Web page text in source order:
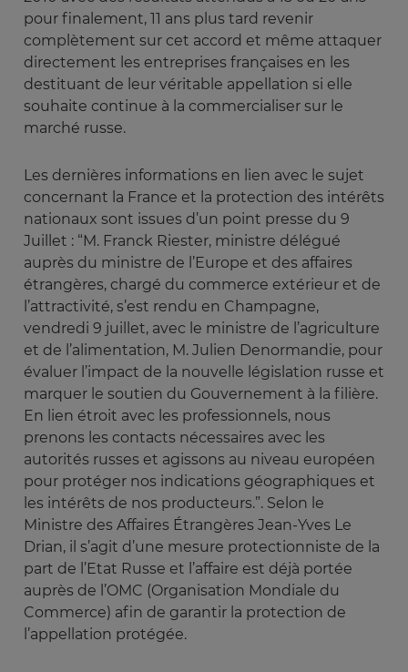
pour finalement, 11 ans plus tard revenir
complètement sur cet accord et même attaquer
directement les entreprises françaises en les
destituant de leur véritable appellation si elle
souhaite continue à la commercialiser sur le
marché russe.
Les dernières informations en lien avec le sujet
concernant la France et la protection des intérêts
nationaux sont issues d’un point presse du 9
Juillet : “M. Franck Riester, ministre délégué
auprès du ministre de l’Europe et des affaires
étrangères, chargé du commerce extérieur et de
l’attractivité, s’est rendu en Champagne,
vendredi 9 juillet, avec le ministre de l’agriculture
et de l’alimentation, M. Julien Denormandie, pour
évaluer l’impact de la nouvelle législation russe et
marquer le soutien du Gouvernement à la filière.
En lien étroit avec les professionnels, nous
prenons les contacts nécessaires avec les
autorités russes et agissons au niveau européen
pour protéger nos indications géographiques et
les intérêts de nos producteurs.”. Selon le
Ministre des Affaires Étrangères Jean-Yves Le
Drian, il s’agit d’une mesure protectionniste de la
part de l’Etat Russe et l’affaire est déjà portée
auprès de l’OMC (Organisation Mondiale du
Commerce) afin de garantir la protection de
l’appellation protégée.